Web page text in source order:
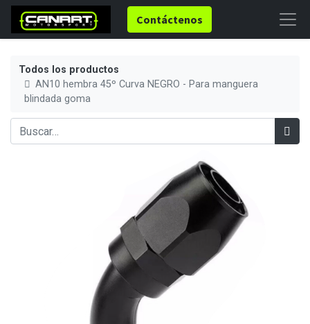
Contáctenos
Todos los productos
AN10 hembra 45º Curva NEGRO - Para manguera
blindada goma